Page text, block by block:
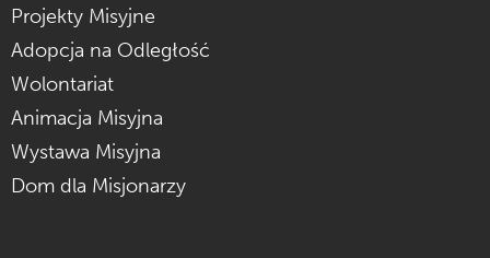
Projekty Misyjne
Adopcja na Odległość
Wolontariat
Animacja Misyjna
Wystawa Misyjna
Dom dla Misjonarzy